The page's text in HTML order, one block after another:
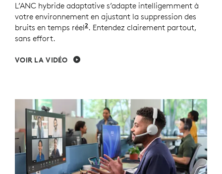
L’ANC hybride adaptative s’adapte intelligemment à
votre environnement en ajustant la suppression des
bruits en temps réel2 Mode ANC hybride adaptative
. Entendez clairement partout,
sans effort.
VOIR LA VIDÉO